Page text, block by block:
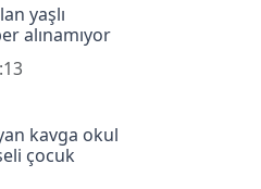
yaşlı
alınamıyor
kavga okul
çocuk